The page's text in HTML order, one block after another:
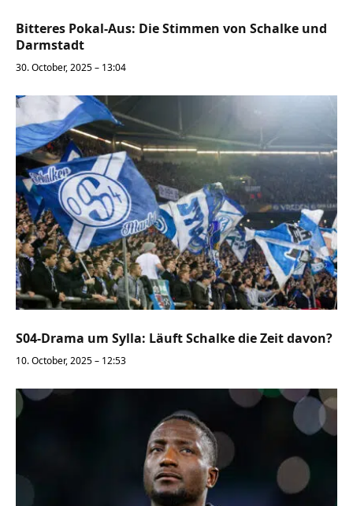
Bitteres Pokal-Aus: Die Stimmen von Schalke und
Darmstadt
30. October, 2025 – 13:04
S04-Drama um Sylla: Läuft Schalke die Zeit davon?
10. October, 2025 – 12:53